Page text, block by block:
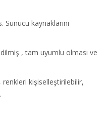
kaynaklarını
, tam uyumlu olması ve
kişiselleştirilebilir,